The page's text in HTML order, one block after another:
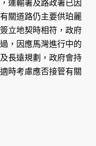
輸署及路政署已因
關道路仍主要供珀麗
立地契時相符，政府
，因應馬灣進行中的
長遠規劃，政府會持
時考慮應否接管有關